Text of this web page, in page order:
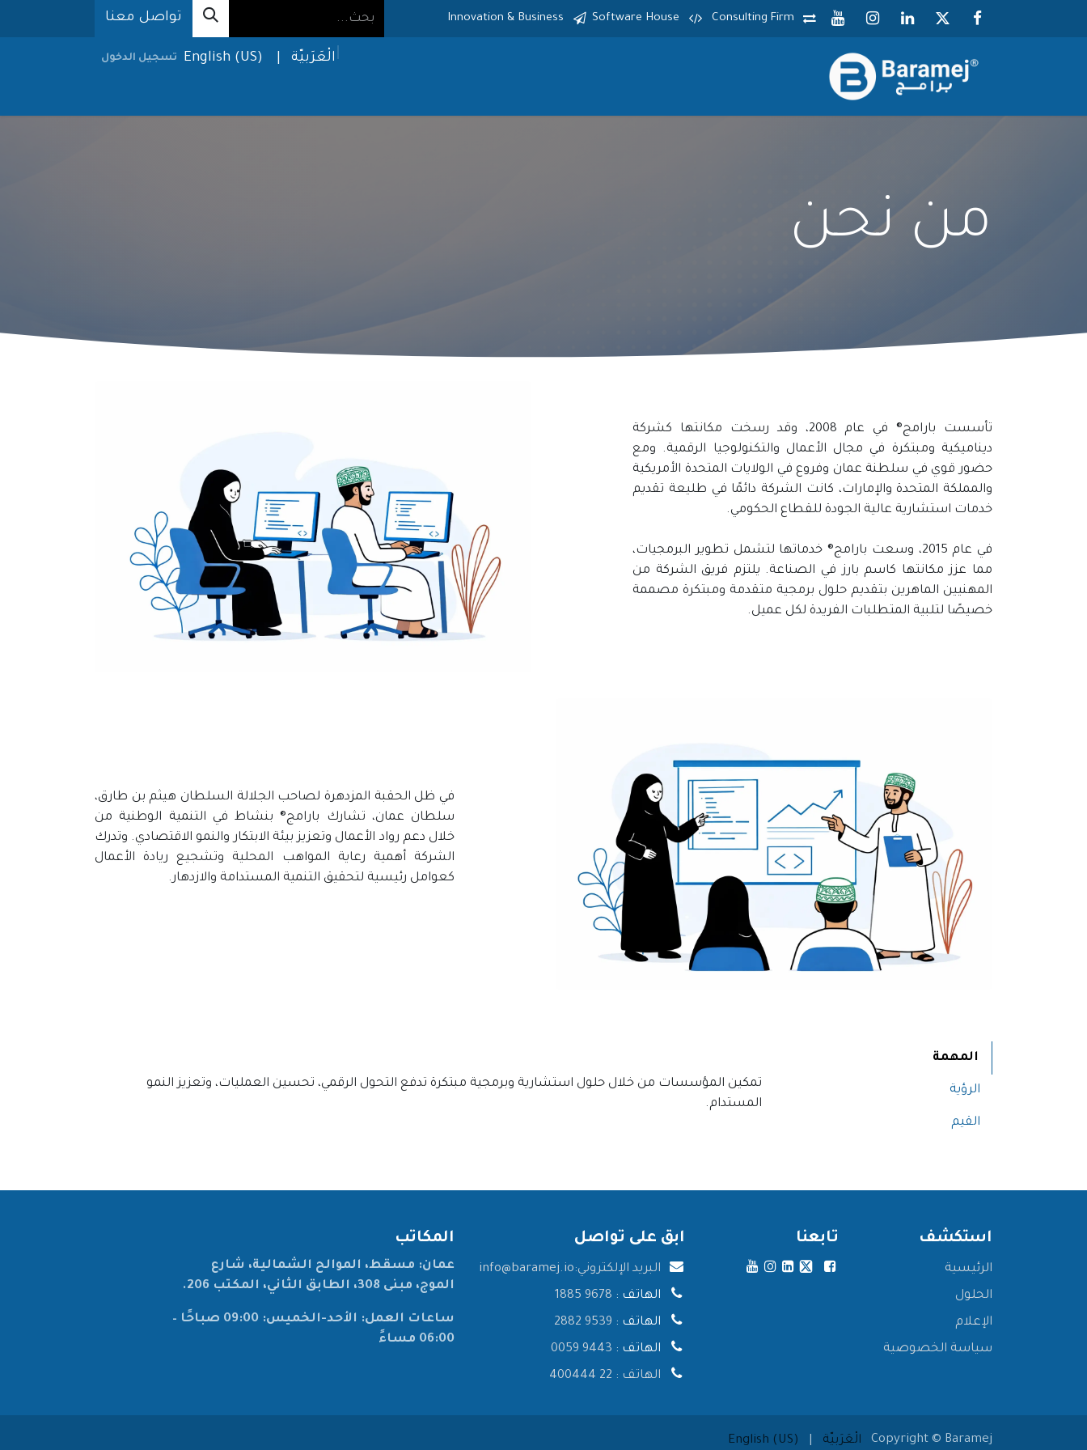
تخطي للذهاب إلى المحتوى
Consulting Firm
Software House
Innovation & Business تواصل معنا
الْعَرَبيّة English (US) تسجيل الدخول
من نحن
تأسست بارامج® في عام 2008، وقد رسخت مكانتها كشركة
ديناميكية ومبتكرة في مجال الأعمال والتكنولوجيا الرقمية. ومع
حضور قوي في سلطنة عمان وفروع في الولايات المتحدة الأمريكية
والمملكة المتحدة والإمارات، كانت الشركة دائمًا في طليعة تقديم
خدمات استشارية عالية الجودة للقطاع الحكومي.
في عام 2015، وسعت بارامج® خدماتها لتشمل تطوير البرمجيات،
مما عزز مكانتها كاسم بارز في الصناعة. يلتزم فريق الشركة من
المهنيين الماهرين بتقديم حلول برمجية متقدمة ومبتكرة مصممة
خصيصًا لتلبية المتطلبات الفريدة لكل عميل.
في ظل الحقبة المزدهرة لصاحب الجلالة السلطان هيثم بن طارق،
سلطان عمان، تشارك بارامج® بنشاط في التنمية الوطنية من
خلال دعم رواد الأعمال وتعزيز بيئة الابتكار والنمو الاقتصادي. وتدرك
الشركة أهمية رعاية المواهب المحلية وتشجيع ريادة الأعمال
كعوامل رئيسية لتحقيق التنمية المستدامة والازدهار.
المهمة
الرؤية
القيم
تمكين المؤسسات من خلال حلول استشارية وبرمجية مبتكرة تدفع التحول الرقمي، تحسين العمليات، وتعزيز النمو
المستدام.
استكشف
الرئيسية
الحلول
الإعلام
سياسة الخصوصية
تابعنا ابق على تواصل
البريد الإلكتروني:info@baramej.io
الهاتف :
الهاتف :
الهاتف :
الهاتف :
المكاتب
عمان: مسقط، الموالح الشمالية، شارع
الموج، مبنى 308، الطابق الثاني، المكتب 206.
ساعات العمل: الأحد-الخميس: 09:00 صباحًا –
06:00 مساءً
Copyright © Baramej الْعَرَبيّة English (US)